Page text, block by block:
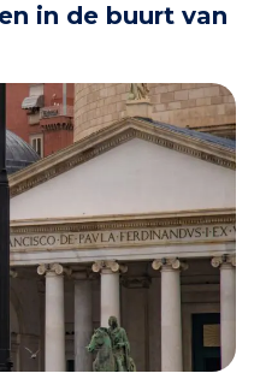
in de buurt van